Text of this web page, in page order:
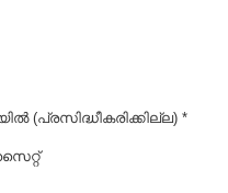
(പ്രസിദ്ധീകരിക്കില്ല) *